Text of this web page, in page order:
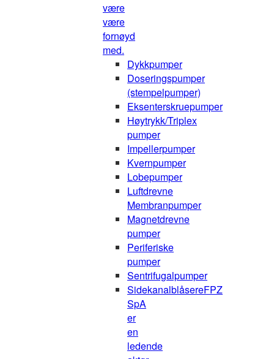
være
være
fornøyd
med.
Dykkpumper
Doseringspumper
(stempelpumper)
Eksenterskruepumper
Høytrykk/Triplex
pumper
Impellerpumper
Kvernpumper
Lobepumper
Luftdrevne
Membranpumper
Magnetdrevne
pumper
Periferiske
pumper
Sentrifugalpumper
SidekanalblåsereFPZ
SpA
er
en
ledende